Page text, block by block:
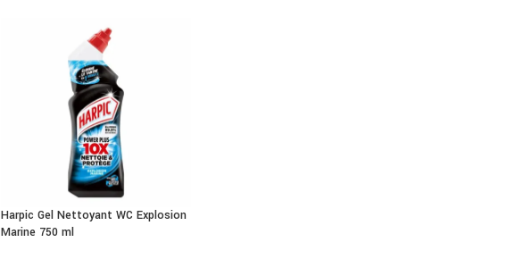
Harpic Gel Nettoyant WC Explosion
Marine 750 ml